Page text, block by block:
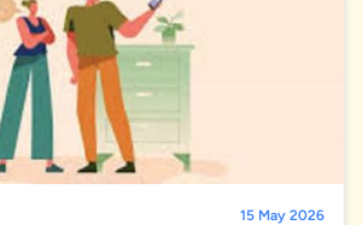
15 May 2026